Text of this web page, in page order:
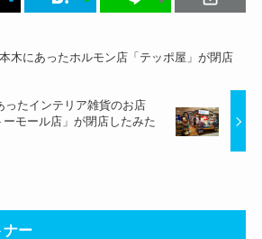
木にあったホルモン店「テッポ屋」が閉店
ったインテリア雑貨のお店
ーモール店」が閉店したみた
ー